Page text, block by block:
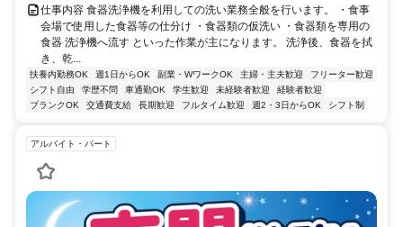
仕事内容 食器洗浄機を利用しての洗い業務全般を行います。 ・食事
会場で使用した食器等の仕分け ・食器類の仮洗い ・食器類を専用の
食器 洗浄機へ流す といった作業が主になります。 洗浄後、食器を拭
き、乾...
扶養内勤務OK 週1日からOK 副業・WワークOK 主婦・主夫歓迎
フリーター歓迎
シフト自由
学歴不問 車通勤OK 学生歓迎 未経験者歓迎
経験者歓迎
ブランクOK
交通費支給 長期歓迎 フルタイム歓迎 週2・3日からOK シフト制
アルバイト・パート